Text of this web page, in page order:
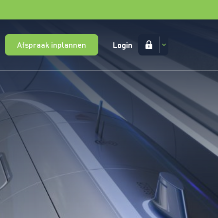
Afspraak inplannen Login